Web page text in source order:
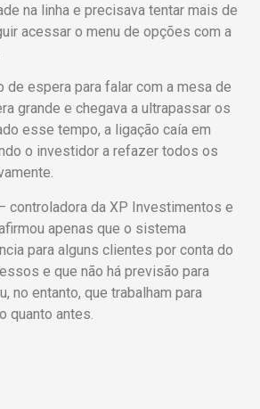
na linha e precisava tentar mais de
acessar o menu de opções com a
de espera para falar com a mesa de
grande e chegava a ultrapassar os
esse tempo, a ligação caía em
o investidor a refazer todos os
controladora da XP Investimentos e
apenas que o sistema
para alguns clientes por conta do
e que não há previsão para
no entanto, que trabalham para
quanto antes.